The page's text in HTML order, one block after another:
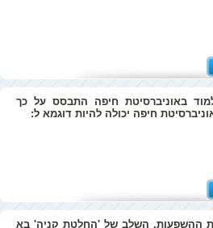
באוניברסיטת חיפה התבסס על כך
חיפה יכולה להיות דוגמא ל:
ההשפעות, השלב של 'החלטת קניה' בא